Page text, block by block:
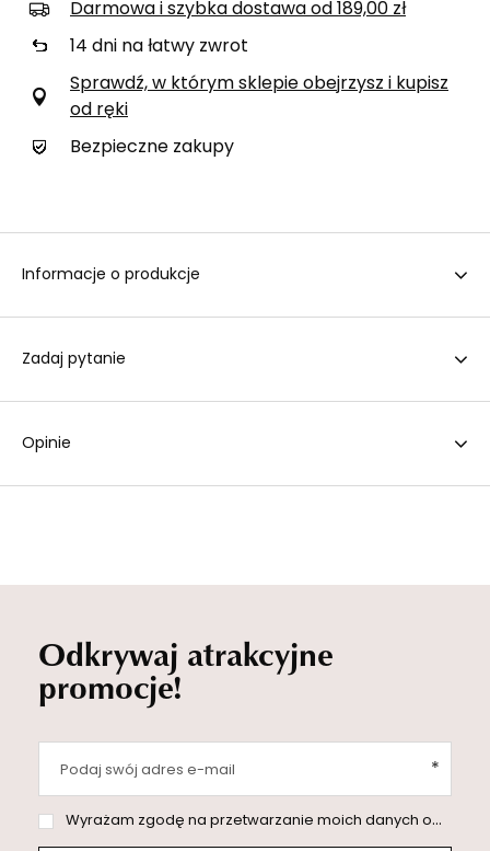
Darmowa i szybka dostawa od 189,00 zł
14 dni na łatwy zwrot
Sprawdź, w którym sklepie obejrzysz i kupisz
od ręki
Bezpieczne zakupy
Informacje o produkcje
Zadaj pytanie
Opinie
Odkrywaj atrakcyjne
promocje!
Podaj swój adres e-mail
Wyrażam zgodę na przetwarzanie moich danych osobowych (adres e-mail) na potrzeby wysyłki newslettera z informacją handlową (marketing). Więcej w